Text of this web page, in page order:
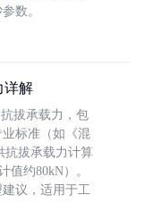
数。
详解
拔承载力，包
标准（如《混
抗拔承载力计算
值约80kN）。
议，适用于工